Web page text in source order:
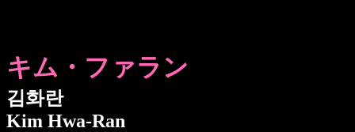
キム・ファラン
김화란
Kim Hwa-Ran